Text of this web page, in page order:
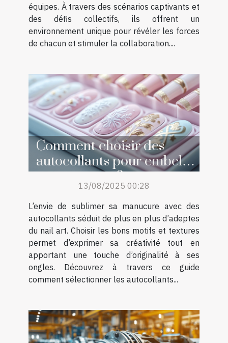
équipes. À travers des scénarios captivants et
des défis collectifs, ils offrent un
environnement unique pour révéler les forces
de chacun et stimuler la collaboration....
Comment choisir des
autocollants pour embellir
sa manucure ?
13/08/2025 00:28
L’envie de sublimer sa manucure avec des
autocollants séduit de plus en plus d’adeptes
du nail art. Choisir les bons motifs et textures
permet d’exprimer sa créativité tout en
apportant une touche d’originalité à ses
ongles. Découvrez à travers ce guide
comment sélectionner les autocollants...